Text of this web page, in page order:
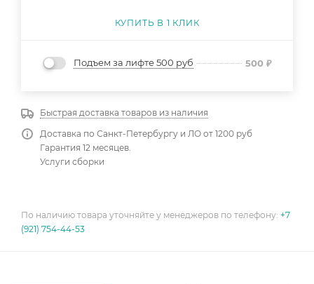
КУПИТЬ В 1 КЛИК
Подъем за лифте 500 руб 500 ₽
Быстрая доставка товаров из наличия
Доставка по Санкт-Петербургу и ЛО от 1200 руб
Гарантия 12 месяцев.
Услуги сборки
По наличию товара уточняйте у менеджеров по телефону: +7
(921) 754-44-53